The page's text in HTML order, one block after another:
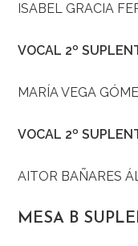
ISABEL GRACIA
VOCAL 2º
MARÍA VEGA
VOCAL 2º
AITOR BAÑARES
MESA B